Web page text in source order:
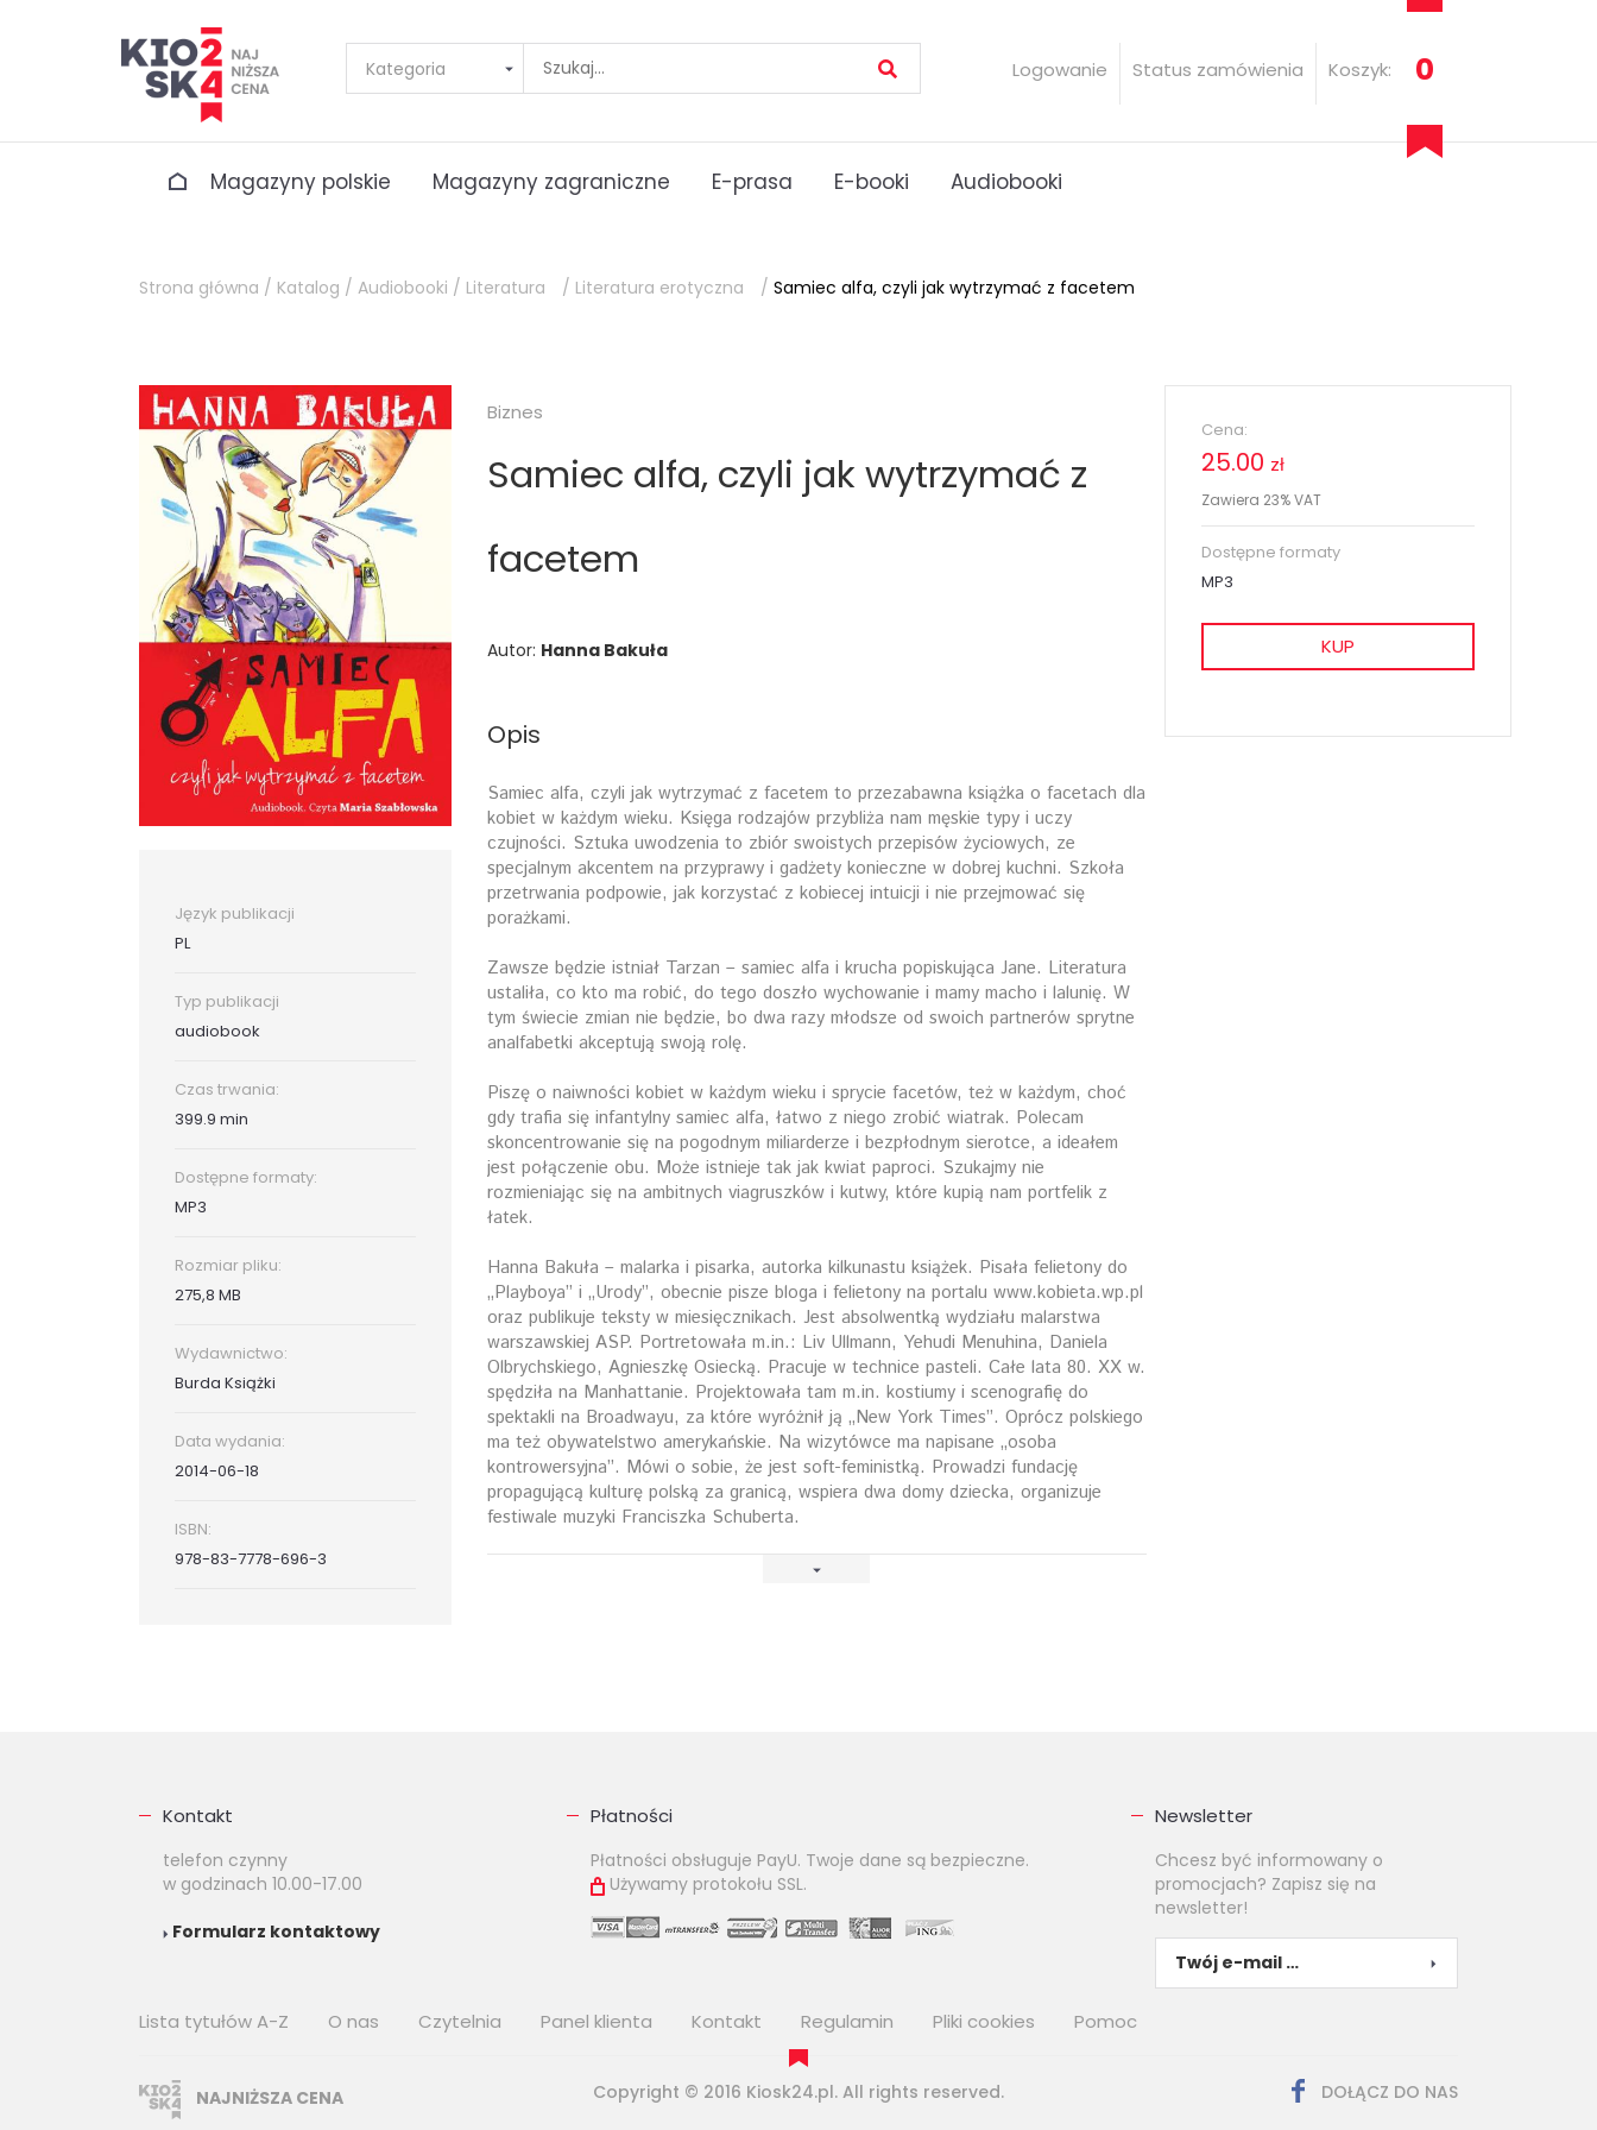
Logowanie Status zamówienia Koszyk: 0
Magazyny polskie Magazyny zagraniczne E-prasa E-booki Audiobooki
Strona główna / Katalog / Audiobooki / Literatura / Literatura erotyczna / Samiec alfa, czyli jak wytrzymać z facetem
Język publikacji
PL
Typ publikacji
audiobook
Czas trwania:
399.9 min
Dostępne formaty:
MP3
Rozmiar pliku:
275,8 MB
Wydawnictwo:
Burda Książki
Data wydania:
2014-06-18
ISBN:
978-83-7778-696-3
Biznes
Samiec alfa, czyli jak wytrzymać z
facetem
Autor: Hanna Bakuła
Opis
Samiec alfa, czyli jak wytrzymać z facetem to przezabawna książka o facetach dla
kobiet w każdym wieku. Księga rodzajów przybliża nam męskie typy i uczy
czujności. Sztuka uwodzenia to zbiór swoistych przepisów życiowych, ze
specjalnym akcentem na przyprawy i gadżety konieczne w dobrej kuchni. Szkoła
przetrwania podpowie, jak korzystać z kobiecej intuicji i nie przejmować się
porażkami.
Zawsze będzie istniał Tarzan – samiec alfa i krucha popiskująca Jane. Litera­tura
ustaliła, co kto ma robić, do tego doszło wychowanie i mamy macho i lalunię. W
tym świecie zmian nie będzie, bo dwa razy młodsze od swo­ich partnerów sprytne
analfabetki akceptują swoją rolę.
Piszę o naiwno­ści kobiet w każdym wieku i sprycie facetów, też w każ­dym, choć
gdy trafia się infantylny samiec alfa, łatwo z niego zrobić wiatrak. Polecam
skoncentrowanie się na pogodnym miliarderze i bezpłodnym sierotce, a ideałem
jest połączenie obu. Może istnieje tak jak kwiat paproci. Szukajmy nie
rozmieniając się na ambitnych viagruszków i kutwy, które kupią nam portfelik z
łatek.
Hanna Bakuła – malarka i pisarka, autorka kilkunastu książek. Pisała felietony do
„Playboya” i „Urody”, obecnie pisze bloga i felietony na portalu www.kobieta.wp.pl
oraz publikuje teksty w miesięcznikach. Jest absolwentką wydziału malarstwa
warszawskiej ASP. Portretowała m.in.: Liv Ullmann, Yehudi Menuhina, Daniela
Olbrychskiego, Agnieszkę Osiecką. Pracuje w technice pasteli. Całe lata 80. XX w.
spędziła na Manhattanie. Projektowała tam m.in. kostiumy i scenografię do
spektakli na Broadwayu, za które wyróżnił ją „New York Times”. Oprócz polskiego
ma też obywatelstwo amerykańskie. Na wizytówce ma napisane „osoba
kontrowersyjna”. Mówi o sobie, że jest soft-feministką. Prowadzi fundację
propagującą kulturę polską za granicą, wspiera dwa domy dziecka, organizuje
festiwale muzyki Franciszka Schuberta.
Cena:
25.00 zł
Zawiera 23% VAT
Dostępne formaty
MP3
KUP
Kontakt
telefon czynny
w godzinach 10.00-17.00
Formularz kontaktowy
Płatności
Płatności obsługuje PayU. Twoje dane są bezpieczne.
Używamy protokołu SSL.
Newsletter
Chcesz być informowany o
promocjach? Zapisz się na
newsletter!
Lista tytułów A-Z O nas Czytelnia Panel klienta Kontakt Regulamin Pliki cookies Pomoc
NAJNIŻSZA CENA Copyright © 2016 Kiosk24.pl. All rights reserved. DOŁĄCZ DO NAS